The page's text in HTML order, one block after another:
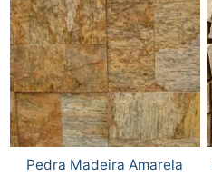
Pedra Madeira Amarela